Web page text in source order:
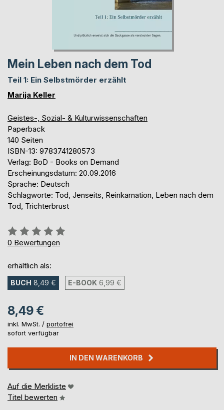
Mein Leben nach dem Tod
Teil 1: Ein Selbstmörder erzählt
Marija Keller
Geistes-, Sozial- & Kulturwissenschaften
Paperback
140 Seiten
ISBN-13: 9783741280573
Verlag: BoD - Books on Demand
Erscheinungsdatum: 20.09.2016
Sprache: Deutsch
Schlagworte: Tod, Jenseits, Reinkarnation, Leben nach dem
Tod, Trichterbrust
Bewertung::
0%
0 Bewertungen
erhältlich als:
BUCH 8,49 € E-BOOK 6,99 €
8,49 €
inkl. MwSt. / portofrei
sofort verfügbar
IN DEN WARENKORB
Auf die Merkliste
Titel bewerten